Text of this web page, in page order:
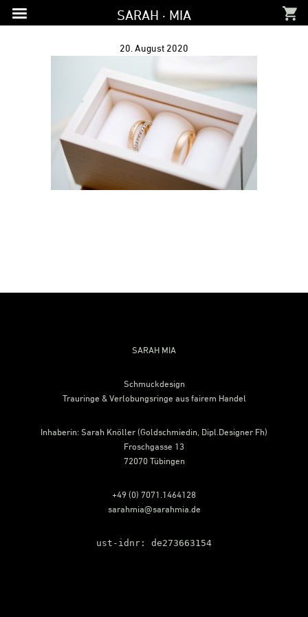
Zur
Hauptnavigation
Zum
Inhalt
Zur
Fußzeile
SARAH · MIA
20. August 2020
SARAH MIA
Schmuckdesign
Trauringe & Verlobungsringe aus fairem Handel
Inhaberin: Sarah Knöller (Goldschmiedin, Dipl.Designer Fh)
Froschgasse 13
72070 Tübingen
+49 (0) 7071.1464128
sarahmia@sarahmia.de
ust-idnr: de273663154